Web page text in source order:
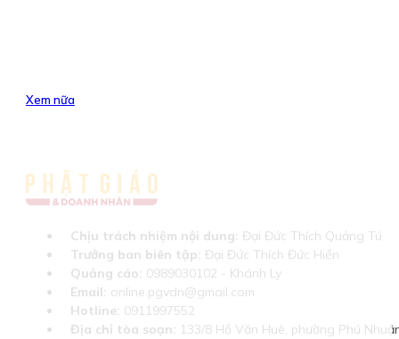
Xem nữa
Chịu trách nhiệm nội dung: Đại Đức Thích Quảng Tú
Trưởng ban biên tập: Đại Đức Thích Đức Hiển
Quảng cáo: 0989030102 - Khánh Ly
Email: online.pgvdn@gmail.com
Hotline: 0911997552
Địa chỉ tòa soạn: 133/8 Hồ Văn Huê, phường Phú